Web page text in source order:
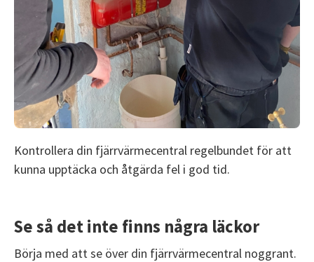
Kontrollera din fjärrvärmecentral regelbundet för att
kunna upptäcka och åtgärda fel i god tid.
Se så det inte finns några läckor
Börja med att se över din fjärrvärmecentral noggrant.